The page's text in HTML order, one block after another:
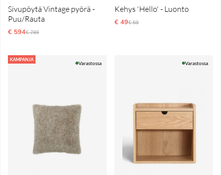
Sivupöytä Vintage pyörä -
Puu/Rauta
€ 594Normaali hinta
€ 789
Kehys 'Hello' - Luonto
€ 49Normaali hinta
€ 59
KAMPANJA
Varastossa Varastossa